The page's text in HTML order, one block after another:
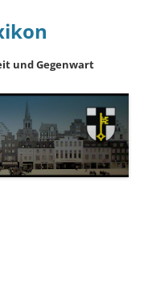
und Gegenwart